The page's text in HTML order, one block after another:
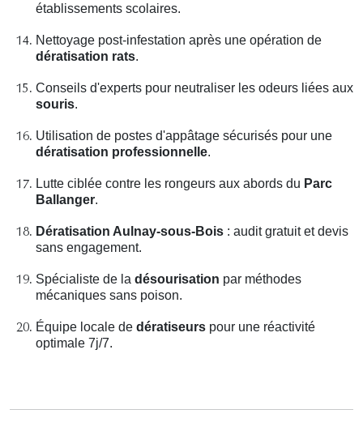
établissements scolaires.
Nettoyage post-infestation après une opération de
dératisation rats.
Conseils d'experts pour neutraliser les odeurs liées aux
souris.
Utilisation de postes d'appâtage sécurisés pour une
dératisation professionnelle.
Lutte ciblée contre les rongeurs aux abords du Parc
Ballanger.
Dératisation Aulnay-sous-Bois : audit gratuit et devis
sans engagement.
Spécialiste de la désourisation par méthodes
mécaniques sans poison.
Équipe locale de dératiseurs pour une réactivité
optimale 7j/7.